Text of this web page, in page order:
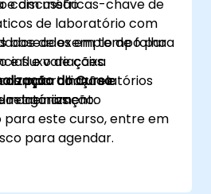
com métricas-chave de
baseados em tempo para
e variações.
compartilhar relatórios
organização.
e discussão
de laboratório com
de exemplo de folha
e fluxo de caixa
para criação e
relatórios
do Curso
treinamento
para este curso, entre em
para agendar.